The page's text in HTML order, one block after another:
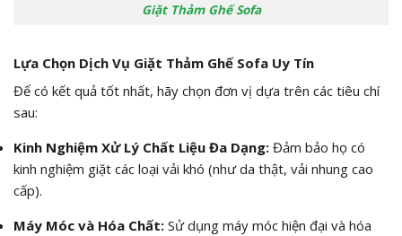
Giặt Thảm Ghế Sofa
Lựa Chọn Dịch Vụ Giặt Thảm Ghế Sofa Uy Tín
Để có kết quả tốt nhất, hãy chọn đơn vị dựa trên các tiêu chí
sau:
Kinh Nghiệm Xử Lý Chất Liệu Đa Dạng: Đảm bảo họ có
kinh nghiệm giặt các loại vải khó (như da thật, vải nhung cao
cấp).
Máy Móc và Hóa Chất: Sử dụng máy móc hiện đại và hóa